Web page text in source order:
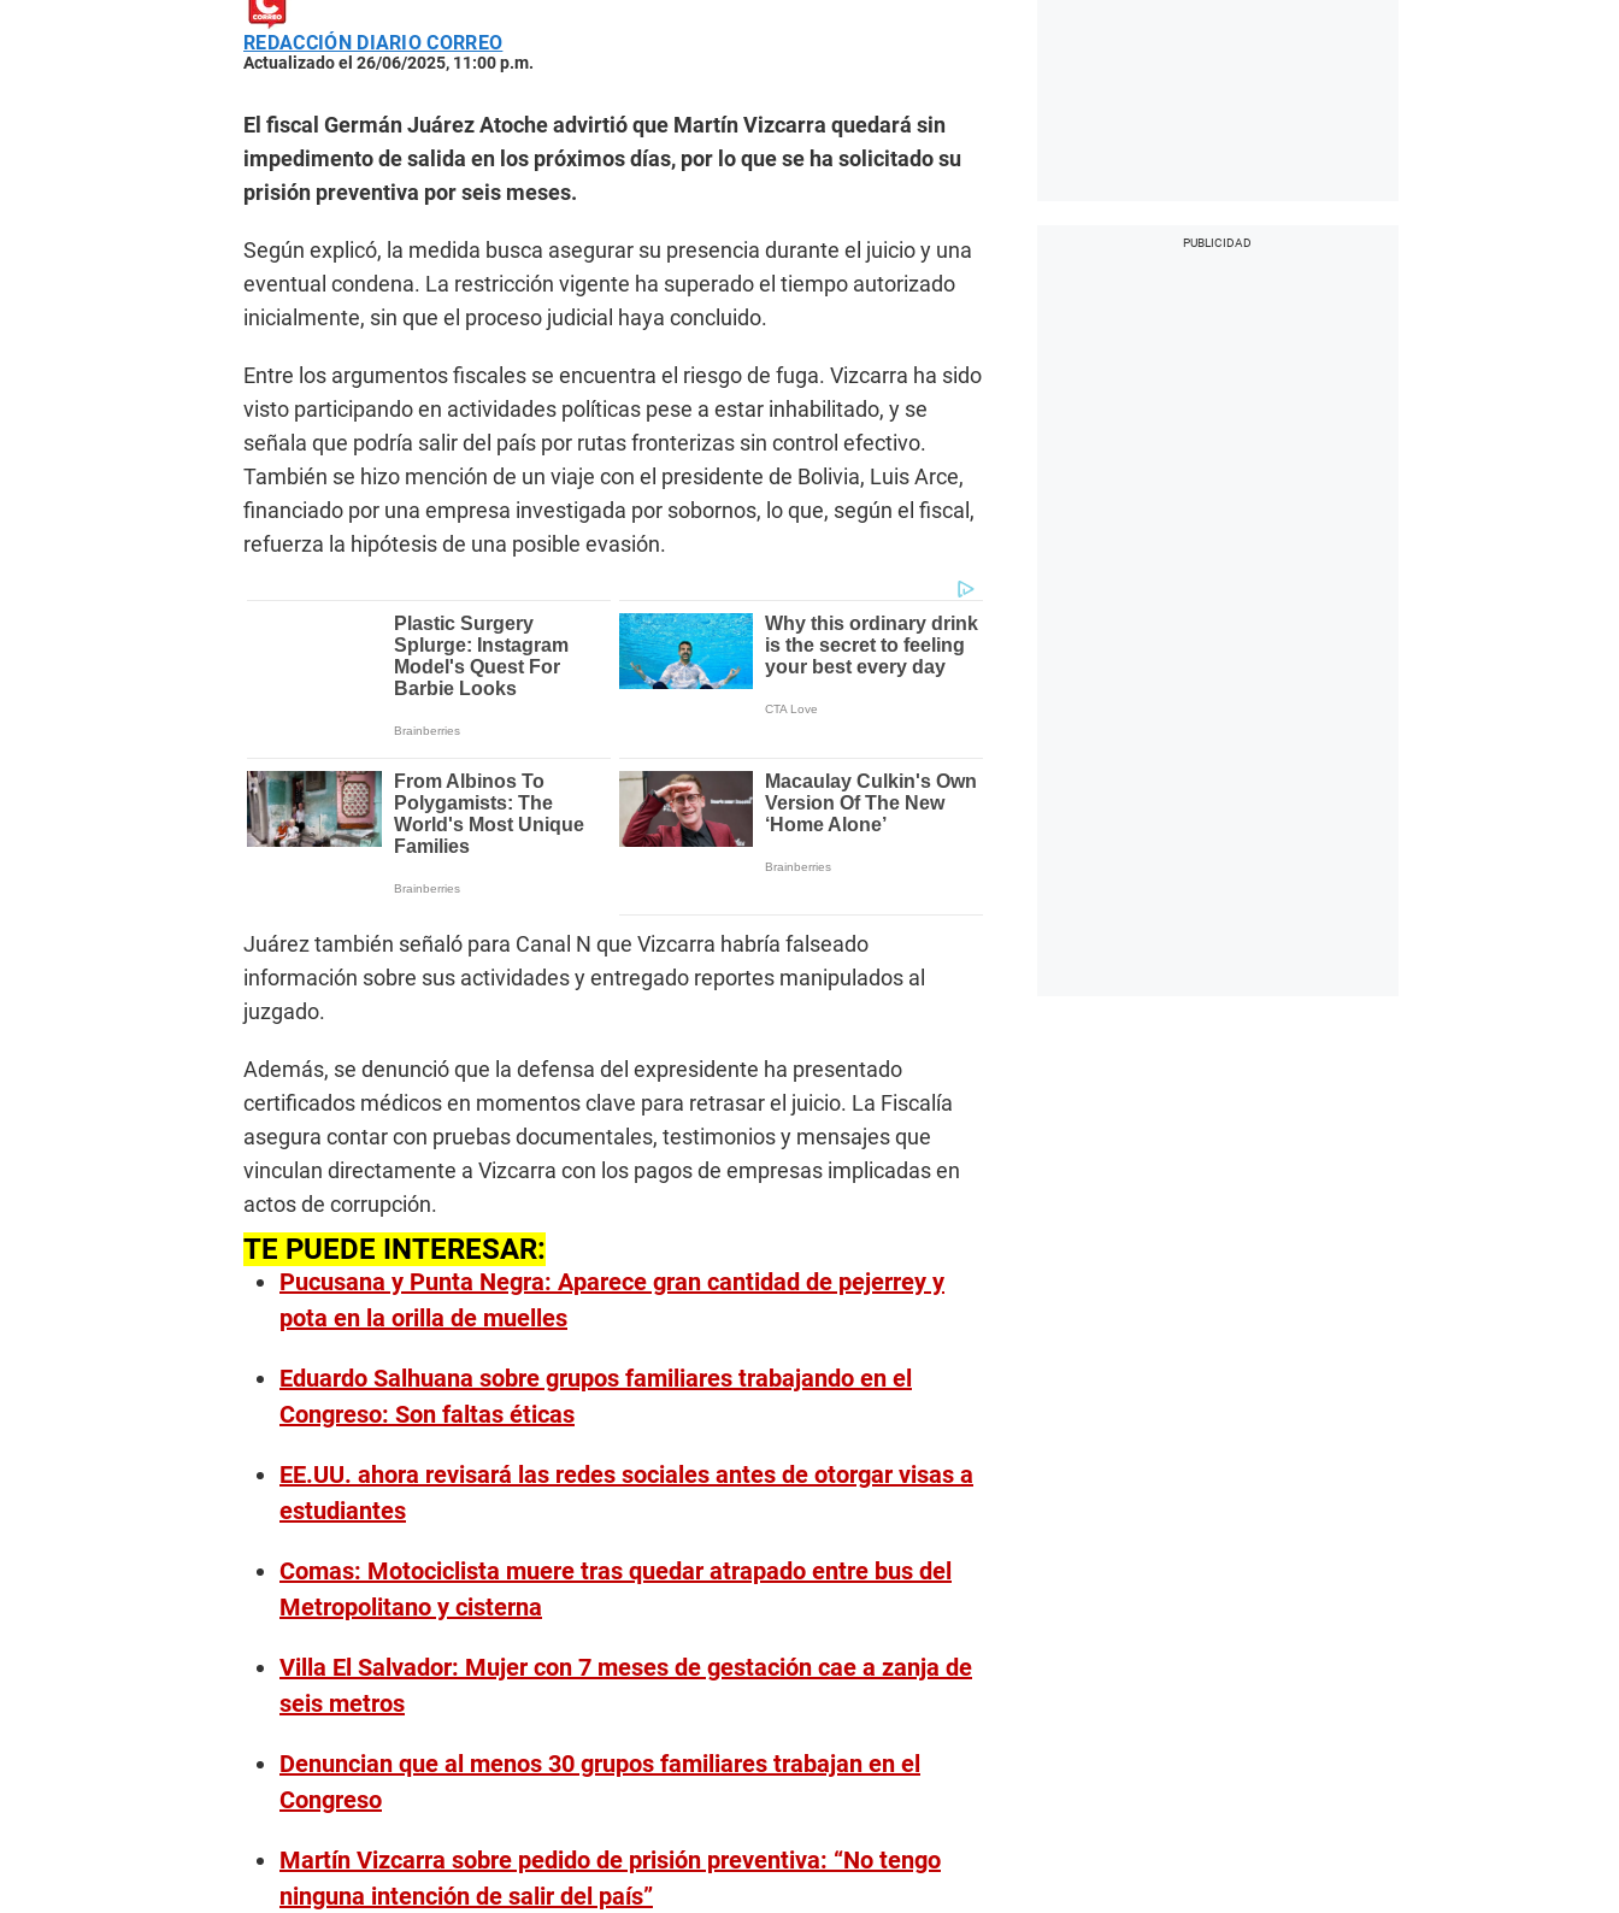
REDACCIÓN DIARIO CORREO
Actualizado el 26/06/2025, 11:00 p.m.
El fiscal Germán Juárez Atoche advirtió que Martín Vizcarra quedará sin
impedimento de salida en los próximos días, por lo que se ha solicitado su
prisión preventiva por seis meses.
Según explicó, la medida busca asegurar su presencia durante el juicio y una
eventual condena. La restricción vigente ha superado el tiempo autorizado
inicialmente, sin que el proceso judicial haya concluido.
Entre los argumentos fiscales se encuentra el riesgo de fuga. Vizcarra ha sido
visto participando en actividades políticas pese a estar inhabilitado, y se
señala que podría salir del país por rutas fronterizas sin control efectivo.
También se hizo mención de un viaje con el presidente de Bolivia, Luis Arce,
financiado por una empresa investigada por sobornos, lo que, según el fiscal,
refuerza la hipótesis de una posible evasión.
Juárez también señaló para Canal N que Vizcarra habría falseado
información sobre sus actividades y entregado reportes manipulados al
juzgado.
Además, se denunció que la defensa del expresidente ha presentado
certificados médicos en momentos clave para retrasar el juicio. La Fiscalía
asegura contar con pruebas documentales, testimonios y mensajes que
vinculan directamente a Vizcarra con los pagos de empresas implicadas en
actos de corrupción.
TE PUEDE INTERESAR:
Pucusana y Punta Negra: Aparece gran cantidad de pejerrey y
pota en la orilla de muelles
Eduardo Salhuana sobre grupos familiares trabajando en el
Congreso: Son faltas éticas
EE.UU. ahora revisará las redes sociales antes de otorgar visas a
estudiantes
Comas: Motociclista muere tras quedar atrapado entre bus del
Metropolitano y cisterna
Villa El Salvador: Mujer con 7 meses de gestación cae a zanja de
seis metros
Denuncian que al menos 30 grupos familiares trabajan en el
Congreso
Martín Vizcarra sobre pedido de prisión preventiva: “No tengo
ninguna intención de salir del país”